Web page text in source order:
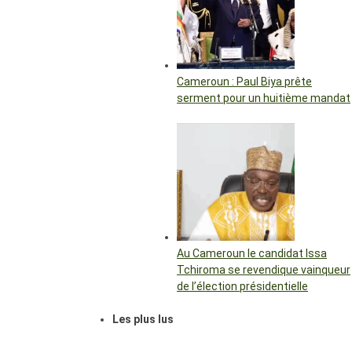
Cameroun : Paul Biya prête
serment pour un huitième mandat
Au Cameroun le candidat Issa
Tchiroma se revendique vainqueur
de l’élection présidentielle
Les plus lus